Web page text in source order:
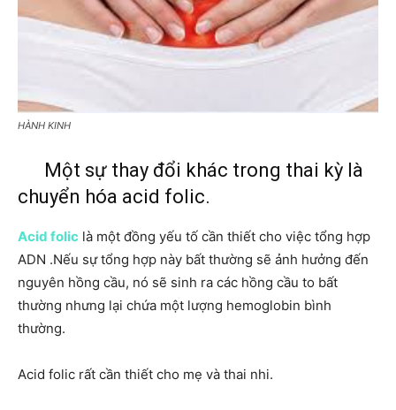
HÀNH KINH
Một sự thay đổi khác trong thai kỳ là
chuyển hóa acid folic.
Acid folic là một đồng yếu tố cần thiết cho việc tổng hợp
ADN .Nếu sự tổng hợp này bất thường sẽ ảnh hưởng đến
nguyên hồng cầu, nó sẽ sinh ra các hồng cầu to bất
thường nhưng lại chứa một lượng hemoglobin bình
thường.
Acid folic rất cần thiết cho mẹ và thai nhi.